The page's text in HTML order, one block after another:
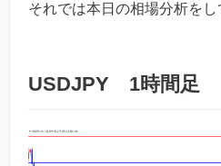
それでは本日の相場分析をし
USDJPY 1時間足